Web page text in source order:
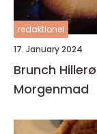
redaktionel
17. January 2024
Brunch
Morgenmad